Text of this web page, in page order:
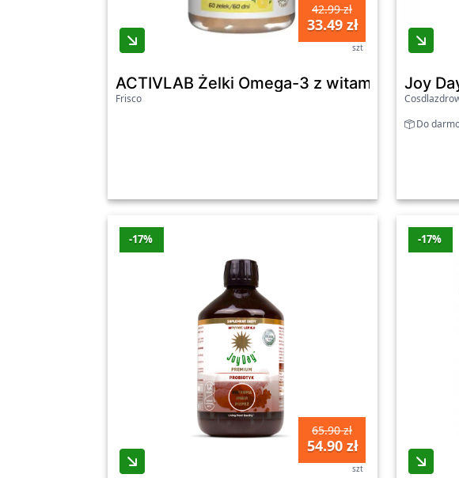
42.99 zł
33.49 zł
szt
ACTIVLAB Żelki Omega-3 z witaminam D3 i
Frisco
Joy
Do
-17%
65.90 zł
54.90 zł
szt
-17%